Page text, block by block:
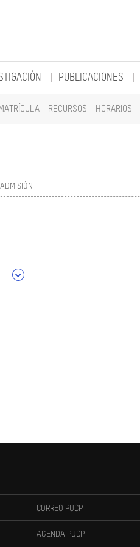
MATRÍCULA RECURSOS HORARIOS
PUBLICACIONES
ADMISIÓN
CORREO PUCP
AGENDA PUCP